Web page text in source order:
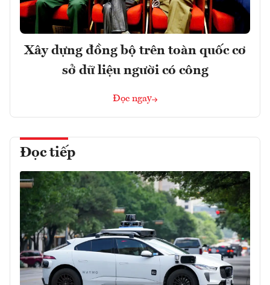
Xây dựng đồng bộ trên toàn quốc cơ
sở dữ liệu người có công
Đọc ngay
Đọc tiếp